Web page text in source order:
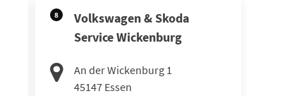
8
Volkswagen & Skoda
Service Wickenburg
An der Wickenburg 1
45147 Essen